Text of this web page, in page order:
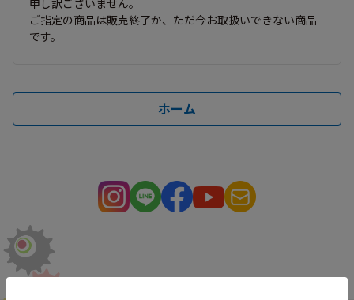
申し訳ございません。
ご指定の商品は販売終了か、ただ今お取扱いできない商品
です。
ホーム